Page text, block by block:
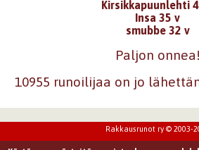
Kirsikkapuunlehti
Insa 35 v
smubbe 32 v
Paljon onnea!
10955 runoilijaa on jo
Rakkausrunot ry © 2003-